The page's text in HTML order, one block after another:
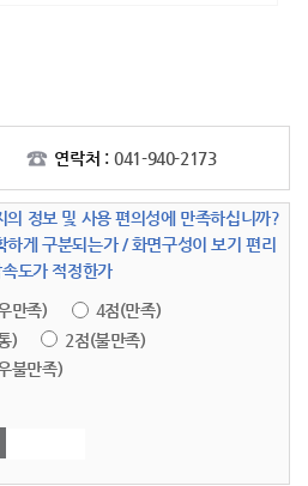
연락처 : 041-940-2173
의 정보 및 사용 편의성에 만족하십니까?
하게 구분되는가 / 화면구성이 보기 편리
도가 적정한가
만족)
4점(만족)
)
2점(불만족)
불만족)